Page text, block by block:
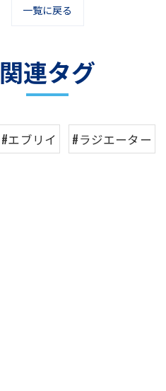
一覧に戻る
関連タグ
#エブリイ #ラジエーター